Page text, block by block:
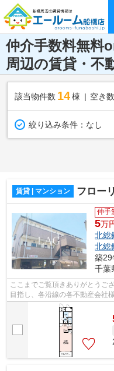
仲介手数料無料
周辺の賃貸・不
該当物件数 14棟 空き数
絞り込み条件： なし
賃貸 | マンション フロー
仲手
5万
北総
北総
築29
千葉
ここまでご覧頂きありがとうご
目指し、各沿線の各不動産会社
様へ提供しております！最新の情